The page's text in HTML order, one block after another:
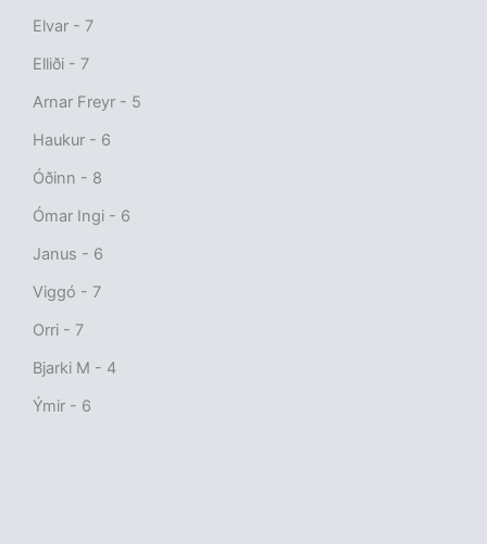
Elvar - 7
Elliði - 7
Arnar Freyr - 5
Haukur - 6
Óðinn - 8
Ómar Ingi - 6
Janus - 6
Viggó - 7
Orri - 7
Bjarki M - 4
Ýmir - 6